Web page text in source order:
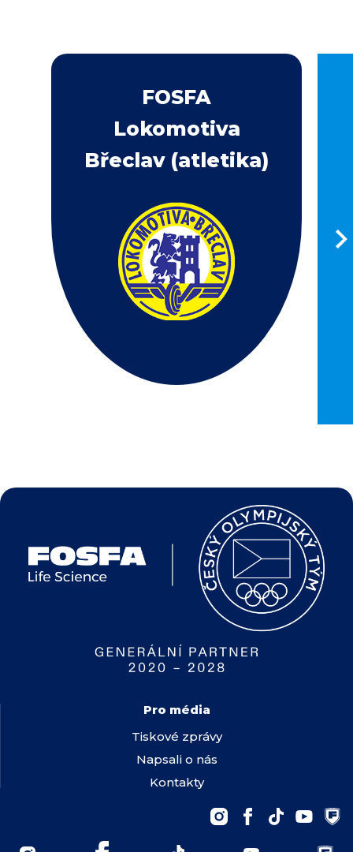
FOSFA
Lokomotiva
Břeclav (atletika)
Pro média
Tiskové zprávy
Napsali o nás
Kontakty